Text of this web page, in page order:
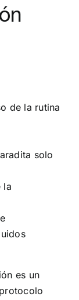
de la rutina
solo
la
es un